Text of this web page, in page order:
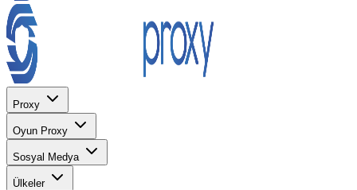
Proxy
Oyun Proxy
Sosyal Medya
Ülkeler